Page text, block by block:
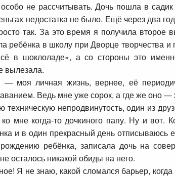
не рассчитывать. Дочь пошла в
недостатка не было. Ещё через два
так. За это время я получила
ребёнка в школу при Дворце творчества
в шоклоладе», а со стороны это
вылезала.
моя личная жизнь, вернее, её
Ведь мне уже сорок, а где же оно —
непродвинутость, один из
мне когда-то дочкиного папу. Ну и вот.
и в один прекрасный день отписываюсь
ребёнка, записала дочь на
осталось никакой обиды на него.
Я не знаю, какой сломался барьер,